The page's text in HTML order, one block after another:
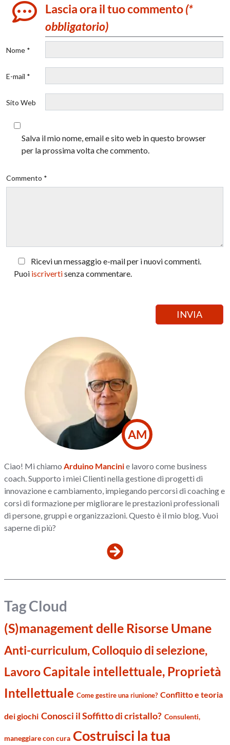
Lascia ora il tuo commento(*
obbligatorio)
Nome *
E-mail *
Sito Web
Salva il mio nome, email e sito web in questo browser
per la prossima volta che commento.
Commento *
Ricevi un messaggio e-mail per i nuovi commenti.
Puoi iscrivertisenza commentare.
AM
Ciao! Mi chiamoArduino Mancinie lavoro come business
coach. Supporto i miei Clienti nella gestione di progetti di
innovazione e cambiamento, impiegando percorsi di coaching e
corsi di formazione per migliorare le prestazioni professionali
di persone, gruppi e organizzazioni. Questo è il mio blog. Vuoi
saperne di più?
Tag Cloud
(S)management delle Risorse Umane
Anti-curriculum, Colloquio di selezione,
LavoroCapitale intellettuale, Proprietà
Intellettuale Come gestire una riunione? Conflitto e teoria
dei giochi Conosci il Soffitto di cristallo? Consulenti,
maneggiare con cura Costruisci la tua